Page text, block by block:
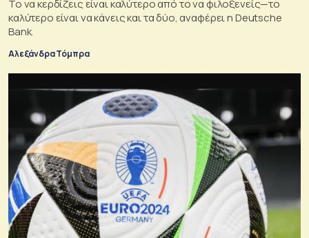
Το να κερδίζεις είναι καλύτερο από το να φιλοξενείς—το
καλύτερο είναι να κάνεις και τα δύο, αναφέρει η Deutsche
Bank.
Αλεξάνδρα Τόμπρα